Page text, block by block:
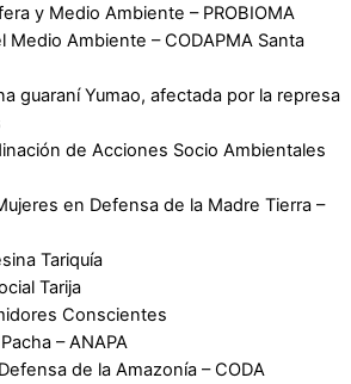
y Medio Ambiente – PROBIOMA
Medio Ambiente – CODAPMA Santa
guaraní Yumao, afectada por la represa
de Acciones Socio Ambientales
en Defensa de la Madre Tierra –
Tariquía
Tarija
Conscientes
– ANAPA
de la Amazonía – CODA